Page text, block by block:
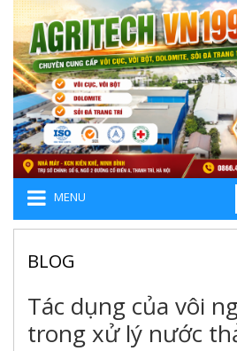
MENU
BLOG
Tác dụng của vôi
trong xử lý nước